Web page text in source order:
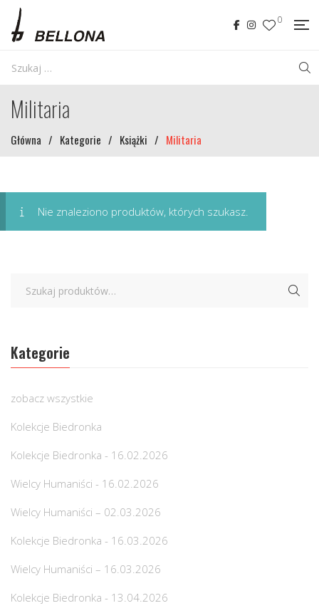
0
Militaria
Główna / Kategorie / Książki / Militaria
Nie znaleziono produktów, których szukasz.
Kategorie
zobacz wszystkie
Kolekcje Biedronka
Kolekcje Biedronka - 16.02.2026
Wielcy Humaniści - 16.02.2026
Wielcy Humaniści – 02.03.2026
Kolekcje Biedronka - 16.03.2026
Wielcy Humaniści – 16.03.2026
Kolekcje Biedronka - 13.04.2026